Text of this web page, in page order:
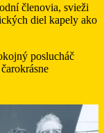
členovia, svieži
diel kapely ako
poslucháč